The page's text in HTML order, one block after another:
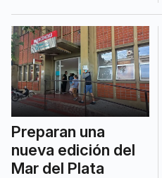
Preparan una
nueva edición del
Mar del Plata